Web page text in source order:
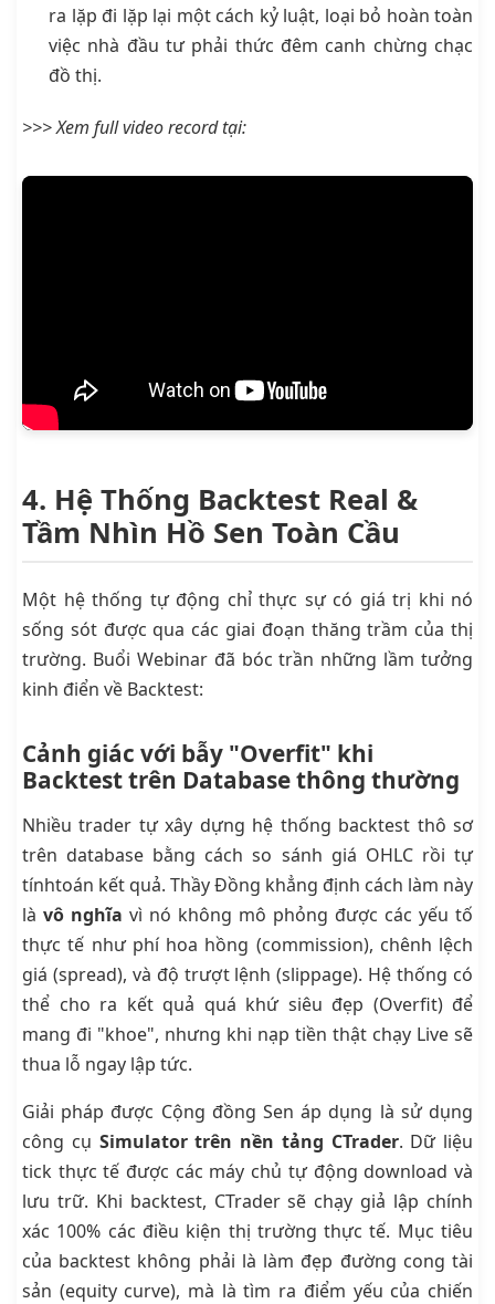
ra lặp đi lặp lại một cách kỷ luật, loại bỏ hoàn toàn
việc nhà đầu tư phải thức đêm canh chừng chạc
đồ thị.
>>> Xem full video record tại:
4. Hệ Thống Backtest Real &
Tầm Nhìn Hồ Sen Toàn Cầu
Một hệ thống tự động chỉ thực sự có giá trị khi nó
sống sót được qua các giai đoạn thăng trầm của thị
trường. Buổi Webinar đã bóc trần những lầm tưởng
kinh điển về Backtest:
Cảnh giác với bẫy "Overfit" khi
Backtest trên Database thông thường
Nhiều trader tự xây dựng hệ thống backtest thô sơ
trên database bằng cách so sánh giá OHLC rồi tự
tínhtoán kết quả. Thầy Đồng khẳng định cách làm này
là vô nghĩa vì nó không mô phỏng được các yếu tố
thực tế như phí hoa hồng (commission), chênh lệch
giá (spread), và độ trượt lệnh (slippage). Hệ thống có
thể cho ra kết quả quá khứ siêu đẹp (Overfit) để
mang đi "khoe", nhưng khi nạp tiền thật chạy Live sẽ
thua lỗ ngay lập tức.
Giải pháp được Cộng đồng Sen áp dụng là sử dụng
công cụ Simulator trên nền tảng CTrader. Dữ liệu
tick thực tế được các máy chủ tự động download và
lưu trữ. Khi backtest, CTrader sẽ chạy giả lập chính
xác 100% các điều kiện thị trường thực tế. Mục tiêu
của backtest không phải là làm đẹp đường cong tài
sản (equity curve), mà là tìm ra điểm yếu của chiến